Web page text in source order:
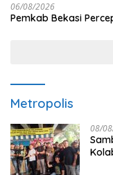
06/08/2026
Pemkab Bekasi
Metropolis
08/